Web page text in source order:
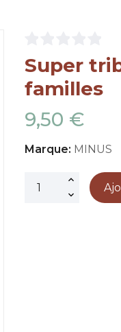
Super
familles
9,50 €
Marque: MINUS